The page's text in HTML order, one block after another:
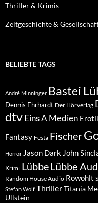
Thriller & Krimis
Zeitgeschichte &
BELIEBTE TAGS
André Minninger Bastei
Dennis Ehrhardt Der Hörverlag
dtvEins A Medien
Fantasy Festa Fischer
Horror Jason Dark John
Krimi LübbeLübbe
Random House Audio Rowohlt
Stefan Wolf ThrillerTitania
Ullstein